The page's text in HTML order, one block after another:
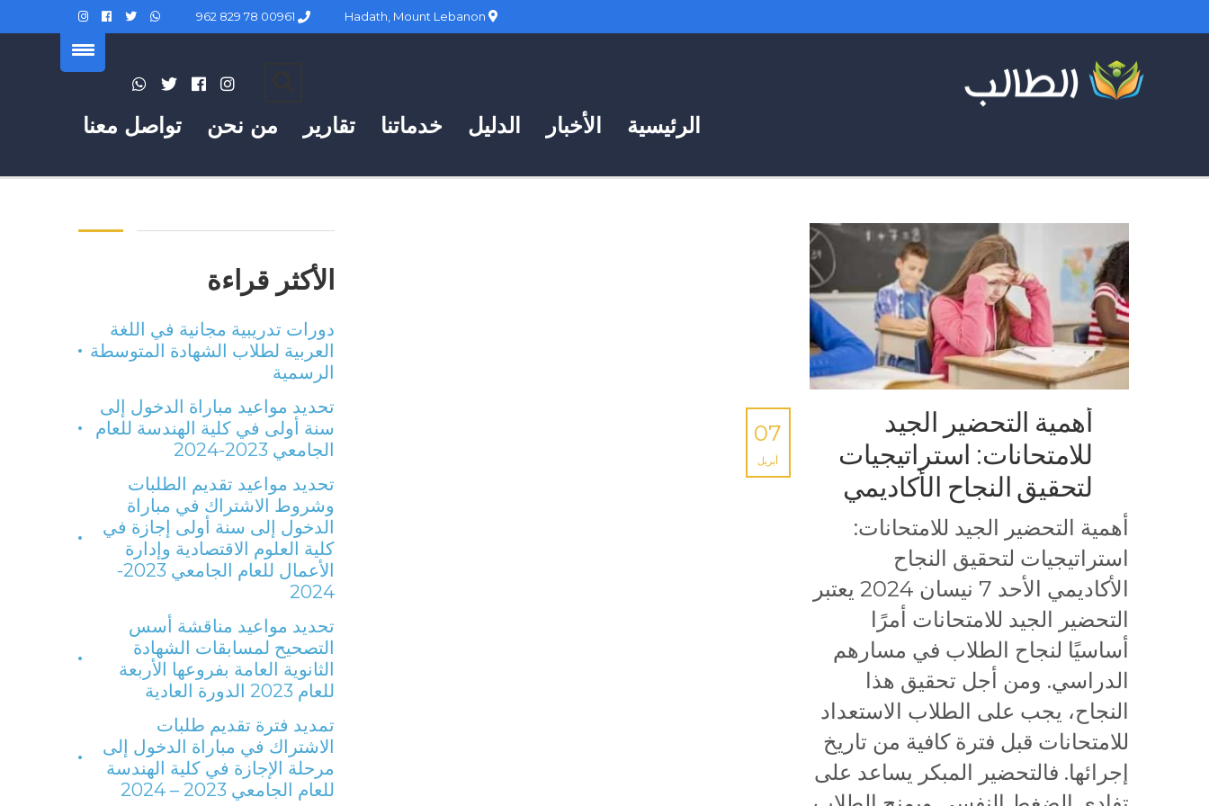
تواصل معنا من نحن تقارير خدماتنا الدليل الأخبار الرئيسية
أهمية التحضير الجيد
للامتحانات: استراتيجيات
لتحقيق النجاح الأكاديمي
07
أبريل
أهمية التحضير الجيد للامتحانات:
استراتيجيات لتحقيق النجاح
الأكاديمي الأحد 7 نيسان 2024 يعتبر
التحضير الجيد للامتحانات أمرًا
أساسيًا لنجاح الطلاب في مسارهم
الدراسي. ومن أجل تحقيق هذا
النجاح، يجب على الطلاب الاستعداد
للامتحانات قبل فترة كافية من تاريخ
إجرائها. فالتحضير المبكر يساعد على
الأكثر قراءة
دورات تدريبية مجانية في اللغة
العربية لطلاب الشهادة المتوسطة
الرسمية
تحديد مواعيد مباراة الدخول إلى
سنة أولى في كلية الهندسة للعام
الجامعي 2023-2024
تحديد مواعيد تقديم الطلبات
وشروط الاشتراك في مباراة
الدخول إلى سنة أولى إجازة في
كلية العلوم الاقتصادية وإدارة
الأعمال للعام الجامعي 2023-
2024
تحديد مواعيد مناقشة أسس
التصحيح لمسابقات الشهادة
الثانوية العامة بفروعها الأربعة
للعام 2023 الدورة العادية
تمديد فترة تقديم طلبات
الاشتراك في مباراة الدخول إلى
مرحلة الإجازة في كلية الهندسة
للعام الجامعي 2023 – 2024